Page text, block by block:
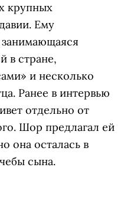
крупных
Ему
в стране,
и несколько
Ранее в интервью
отдельно от
Шор предлагал ей
она осталась в
сына.